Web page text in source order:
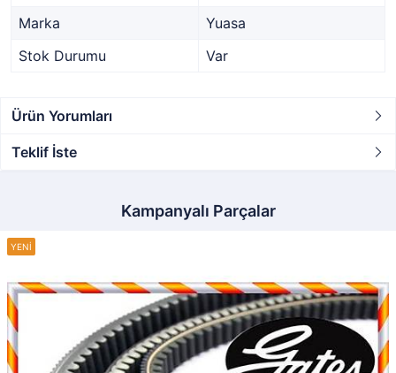
Marka
Yuasa
Stok Durumu
Var
Ürün Yorumları
Teklif İste
Kampanyalı Parçalar